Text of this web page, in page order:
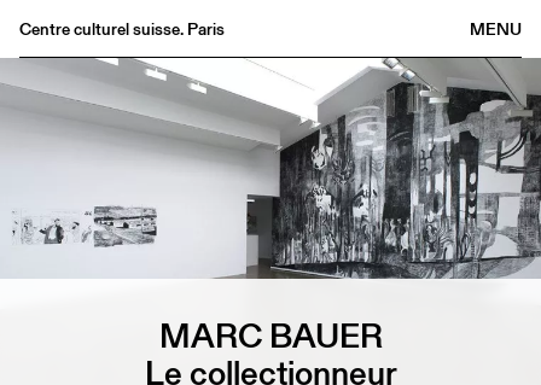
MENU
Centre culturel suisse. Paris
Agenda
Medias
MARC BAUER
Le collectionneur